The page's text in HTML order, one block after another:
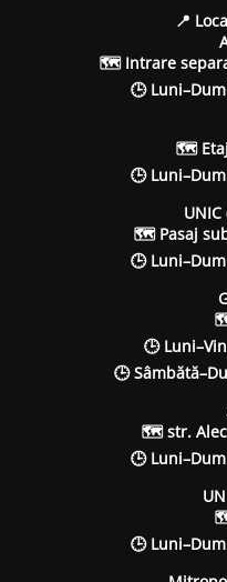
📍
🗺 Intrare
🕒
🗺 Etaj
🕒
🗺 Pasaj
🕒
🕒
🕒
🗺 str.
🕒
🕒